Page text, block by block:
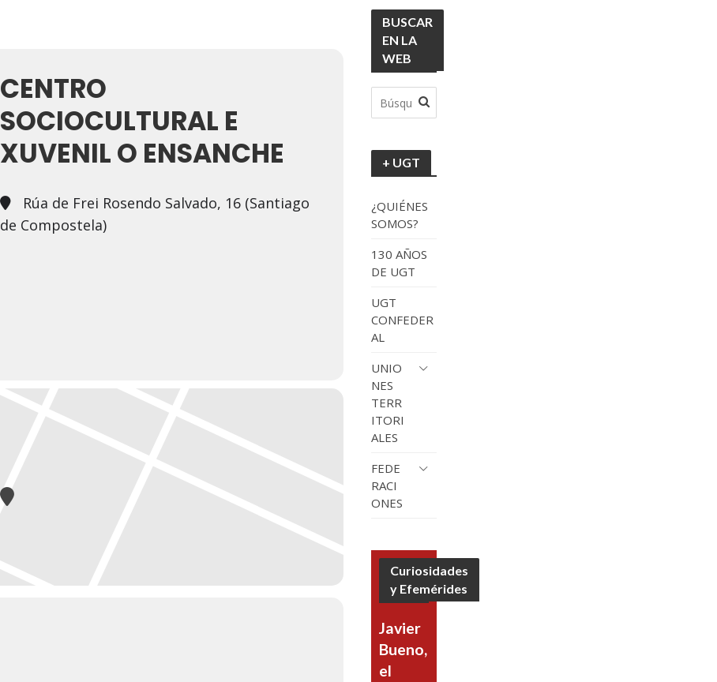
CENTRO
SOCIOCULTURAL E
XUVENIL O ENSANCHE
Rúa de Frei Rosendo Salvado, 16 (Santiago
de Compostela)
BUSCAR
EN LA
WEB
+ UGT
¿QUIÉNES
SOMOS?
130 AÑOS
DE UGT
UGT
CONFEDER
AL
UNIO
NES
TERR
ITORI
ALES
FEDE
RACI
ONES
Curiosidades
y Efemérides
Javier
Bueno,
el